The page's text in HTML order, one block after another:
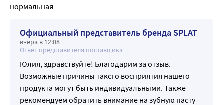
нормальная
Официальный представитель бренда SPLAT
вчера в 12:08
Ответ представителя поставщика
Юлия, здравствуйте! Благодарим за отзыв.
Возможные причины такого восприятия нашего
продукта могут быть индивидуальными. Также
рекомендуем обратить внимание на зубную пасту